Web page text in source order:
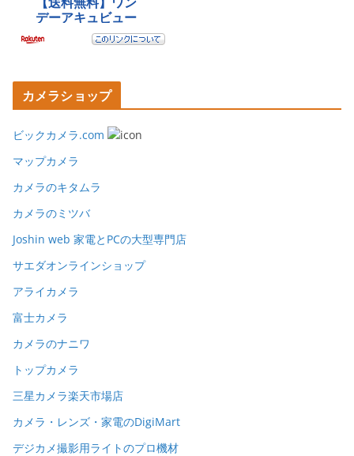
カメラショップ
ビックカメラ.com
マップカメラ
カメラのキタムラ
カメラのミツバ
Joshin web 家電とPCの大型専門店
サエダオンラインショップ
アライカメラ
富士カメラ
カメラのナニワ
トップカメラ
三星カメラ楽天市場店
カメラ・レンズ・家電のDigiMart
デジカメ撮影用ライトのプロ機材